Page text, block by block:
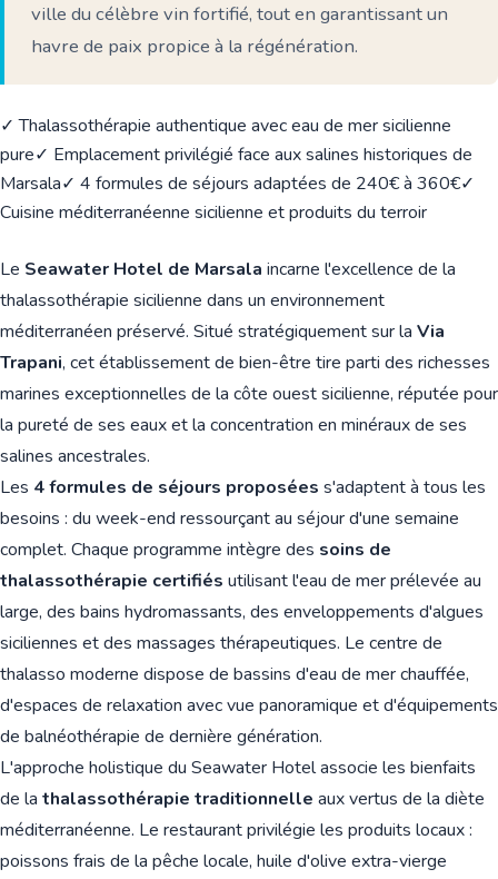
ville du célèbre vin fortifié, tout en garantissant un
havre de paix propice à la régénération.
✓ Thalassothérapie authentique avec eau de mer sicilienne
pure✓ Emplacement privilégié face aux salines historiques de
Marsala✓ 4 formules de séjours adaptées de 240€ à 360€✓
Cuisine méditerranéenne sicilienne et produits du terroir
Le Seawater Hotel de Marsala incarne l'excellence de la
thalassothérapie sicilienne dans un environnement
méditerranéen préservé. Situé stratégiquement sur la Via
Trapani, cet établissement de bien-être tire parti des richesses
marines exceptionnelles de la côte ouest sicilienne, réputée pour
la pureté de ses eaux et la concentration en minéraux de ses
salines ancestrales.
Les 4 formules de séjours proposées s'adaptent à tous les
besoins : du week-end ressourçant au séjour d'une semaine
complet. Chaque programme intègre des soins de
thalassothérapie certifiés utilisant l'eau de mer prélevée au
large, des bains hydromassants, des enveloppements d'algues
siciliennes et des massages thérapeutiques. Le centre de
thalasso moderne dispose de bassins d'eau de mer chauffée,
d'espaces de relaxation avec vue panoramique et d'équipements
de balnéothérapie de dernière génération.
L'approche holistique du Seawater Hotel associe les bienfaits
de la thalassothérapie traditionnelle aux vertus de la diète
méditerranéenne. Le restaurant privilégie les produits locaux :
poissons frais de la pêche locale, huile d'olive extra-vierge